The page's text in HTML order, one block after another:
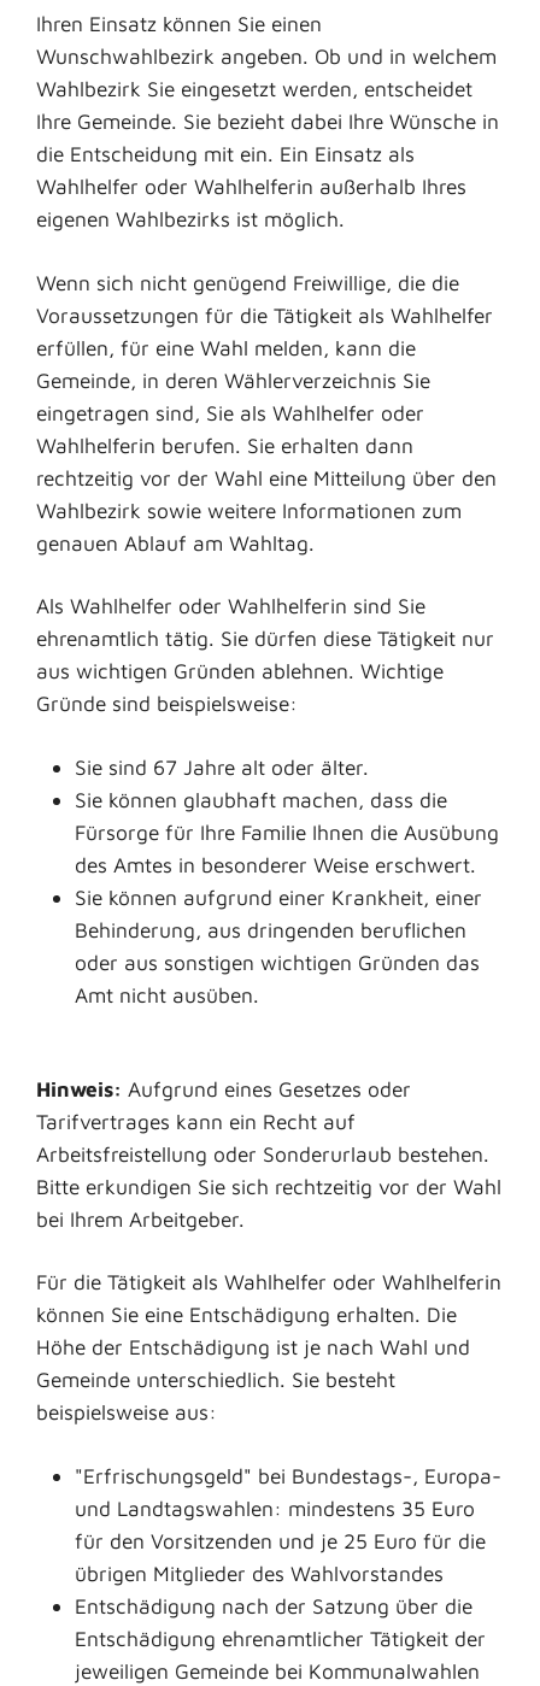
Ihren Einsatz können Sie einen
Wunschwahlbezirk angeben. Ob und in welchem
Wahlbezirk Sie eingesetzt werden, entscheidet
Ihre Gemeinde. Sie bezieht dabei Ihre Wünsche in
die Entscheidung mit ein. Ein Einsatz als
Wahlhelfer oder Wahlhelferin außerhalb Ihres
eigenen Wahlbezirks ist möglich.
Wenn sich nicht genügend Freiwillige, die die
Voraussetzungen für die Tätigkeit als Wahlhelfer
erfüllen, für eine Wahl melden, kann die
Gemeinde, in deren Wählerverzeichnis Sie
eingetragen sind, Sie als Wahlhelfer oder
Wahlhelferin berufen. Sie erhalten dann
rechtzeitig vor der Wahl eine Mitteilung über den
Wahlbezirk sowie weitere Informationen zum
genauen Ablauf am Wahltag.
Als Wahlhelfer oder Wahlhelferin sind Sie
ehrenamtlich tätig. Sie dürfen diese Tätigkeit nur
aus wichtigen Gründen ablehnen. Wichtige
Gründe sind beispielsweise:
Sie sind 67 Jahre alt oder älter.
Sie können glaubhaft machen, dass die
Fürsorge für Ihre Familie Ihnen die Ausübung
des Amtes in besonderer Weise erschwert.
Sie können aufgrund einer Krankheit, einer
Behinderung, aus dringenden beruflichen
oder aus sonstigen wichtigen Gründen das
Amt nicht ausüben.
Hinweis: Aufgrund eines Gesetzes oder
Tarifvertrages kann ein Recht auf
Arbeitsfreistellung oder Sonderurlaub bestehen.
Bitte erkundigen Sie sich rechtzeitig vor der Wahl
bei Ihrem Arbeitgeber.
Für die Tätigkeit als Wahlhelfer oder Wahlhelferin
können Sie eine Entschädigung erhalten. Die
Höhe der Entschädigung ist je nach Wahl und
Gemeinde unterschiedlich. Sie besteht
beispielsweise aus:
"Erfrischungsgeld" bei Bundestags-, Europa-
und Landtagswahlen: mindestens 35 Euro
für den Vorsitzenden und je 25 Euro für die
übrigen Mitglieder des Wahlvorstandes
Entschädigung nach der Satzung über die
Entschädigung ehrenamtlicher Tätigkeit der
jeweiligen Gemeinde bei Kommunalwahlen